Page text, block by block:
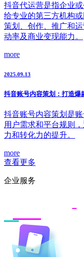
抖音代运营是指企业
给专业的第三方机构
策划、创作、推广和
动率及商业变现能力。
more
2025.09.13
抖音账号内容策划：打造爆
抖音账号内容策划是
用户需求和平台规则
力和转化力的提升。
more
查看更多
企业服务